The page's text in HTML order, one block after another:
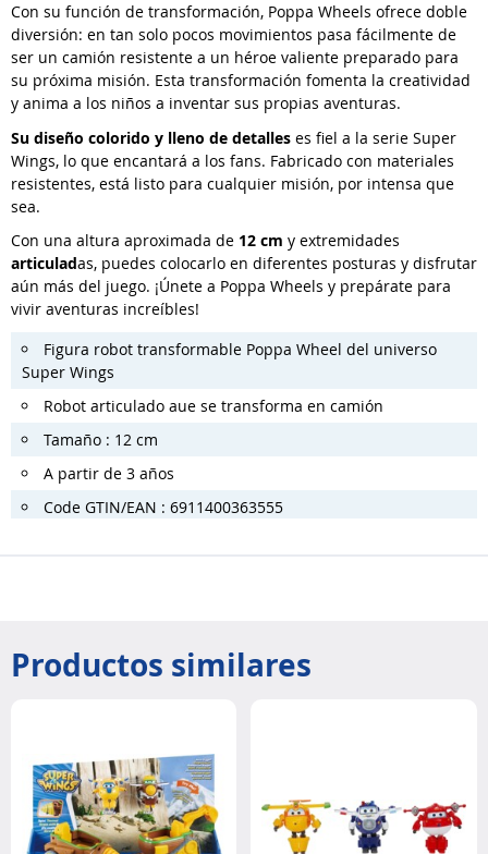
Con su función de transformación, Poppa Wheels ofrece doble
diversión: en tan solo pocos movimientos pasa fácilmente de
ser un camión resistente a un héroe valiente preparado para
su próxima misión. Esta transformación fomenta la creatividad
y anima a los niños a inventar sus propias aventuras.
Su diseño colorido y lleno de detalles es fiel a la serie Super
Wings, lo que encantará a los fans. Fabricado con materiales
resistentes, está listo para cualquier misión, por intensa que
sea.
Con una altura aproximada de 12 cm y extremidades
articuladas, puedes colocarlo en diferentes posturas y disfrutar
aún más del juego. ¡Únete a Poppa Wheels y prepárate para
vivir aventuras increíbles!
Figura robot transformable Poppa Wheel del universo
Super Wings
Robot articulado aue se transforma en camión
Tamaño : 12 cm
A partir de 3 años
Code GTIN/EAN : 6911400363555
Productos similares